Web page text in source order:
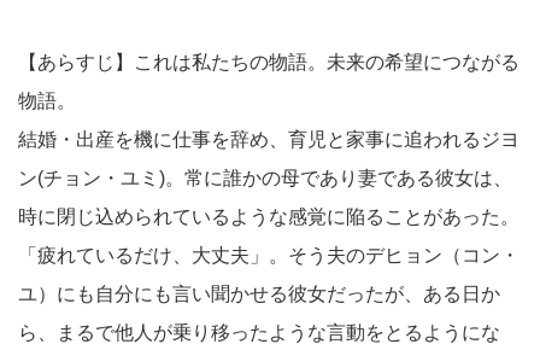
【あらすじ】これは私たちの物語。未来の希望につながる
物語。
結婚・出産を機に仕事を辞め、育児と家事に追われるジヨ
ン(チョン・ユミ)。常に誰かの母であり妻である彼女は、
時に閉じ込められているような感覚に陥ることがあった。
「疲れているだけ、大丈夫」。そう夫のデヒョン（コン・
ユ）にも自分にも言い聞かせる彼女だったが、ある日か
ら、まるで他人が乗り移ったような言動をとるようにな